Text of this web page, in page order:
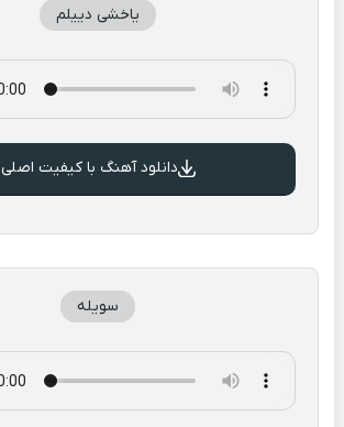
یاخشی دییلم
دانلود آهنگ با کیفیت اصلی
سویله